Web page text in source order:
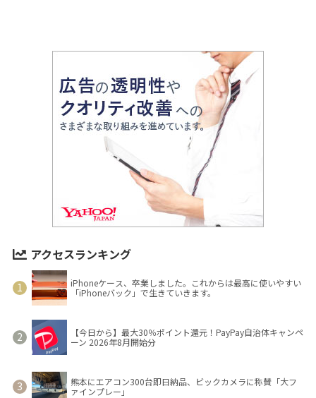
アクセスランキング
iPhoneケース、卒業しました。これからは最高に使いやすい
「iPhoneバック」で生きていきます。
【今日から】最大30％ポイント還元！PayPay自治体キャンペ
ーン 2026年8月開始分
熊本にエアコン300台即日納品、ビックカメラに称賛「大フ
ァインプレー」